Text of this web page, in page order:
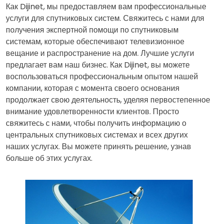
Как Dijinet, мы предоставляем вам профессиональные
услуги для спутниковых систем. Свяжитесь с нами для
получения экспертной помощи по спутниковым
системам, которые обеспечивают телевизионное
вещание и распространение на дом. Лучшие услуги
предлагает вам наш бизнес. Как Dijinet, вы можете
воспользоваться профессиональным опытом нашей
компании, которая с момента своего основания
продолжает свою деятельность, уделяя первостепенное
внимание удовлетворенности клиентов. Просто
свяжитесь с нами, чтобы получить информацию о
центральных спутниковых системах и всех других
наших услугах. Вы можете принять решение, узнав
больше об этих услугах.